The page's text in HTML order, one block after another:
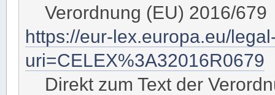
Verordnung (EU) 2016/679
https://eur-lex.europa.eu/
uri=CELEX%3A32016R0679
Direkt zum Text der